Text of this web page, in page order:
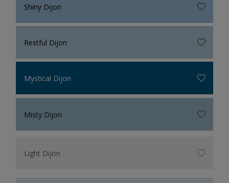
Shiny Dijon
Restful Dijon
Mystical Dijon
Misty Dijon
Light Dijon